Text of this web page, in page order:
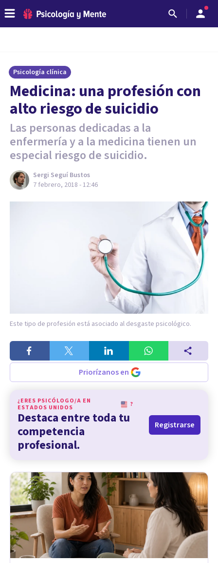
Psicología clínica
Medicina: una profesión con
alto riesgo de suicidio
Las personas dedicadas a la
enfermería y a la medicina tienen un
especial riesgo de suicidio.
Sergi Seguí Bustos
7 febrero, 2018 - 12:46
Este tipo de profesión está asociado al desgaste psicológico.
Priorízanos en
¿ERES PSICÓLOGO/A EN
ESTADOS UNIDOS
?
Destaca entre toda tu
competencia
profesional.
Registrarse